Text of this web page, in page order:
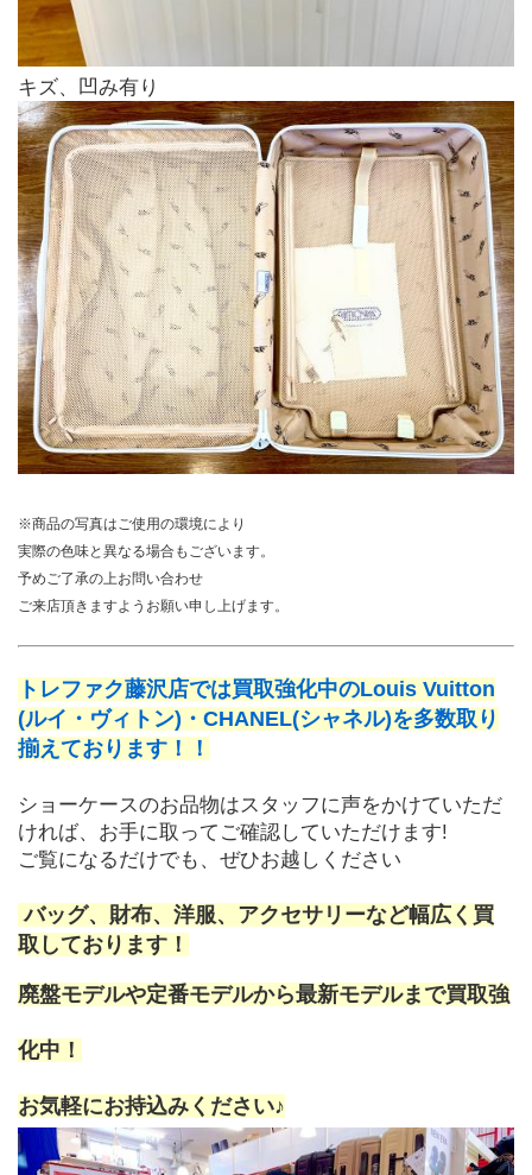
キズ、凹み有り
※商品の写真はご使用の環境により
実際の色味と異なる場合もございます。
予めご了承の上お問い合わせ
ご来店頂きますようお願い申し上げます。
﻿トレファク藤沢店では買取強化中のLouis Vuitton
(ルイ・ヴィトン)・CHANEL(シャネル)を多数取り
揃えております！！
ショーケースのお品物はスタッフに声をかけていただ
ければ、お手に取ってご確認していただけます!
ご覧になるだけでも、ぜひお越しください
バッグ、財布、洋服、アクセサリーなど幅広く買
取しております！
廃盤モデルや定番モデルから最新モデルまで買取強
化中！
お気軽にお持込みください♪